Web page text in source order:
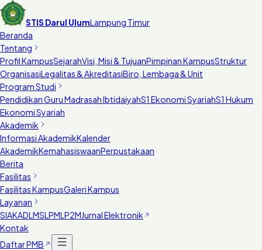
STIS Darul UlumLampung Timur
Beranda
Tentang
Profil KampusSejarahVisi, Misi & TujuanPimpinan KampusStruktur
OrganisasiLegalitas & AkreditasiBiro, Lembaga & Unit
Program Studi
Pendidikan Guru Madrasah IbtidaiyahS1 Ekonomi SyariahS1 Hukum
Ekonomi Syariah
Akademik
Informasi AkademikKalender
AkademikKemahasiswaanPerpustakaan
Berita
Fasilitas
Fasilitas KampusGaleri Kampus
Layanan
SIAKADLMSLPMLP2MJurnal Elektronik
Kontak
Daftar PMB